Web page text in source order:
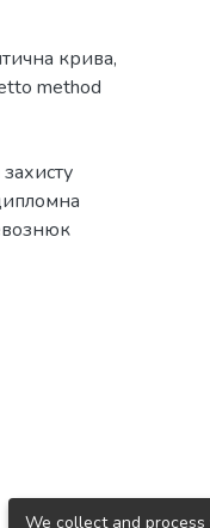
крива,
method
We collect and